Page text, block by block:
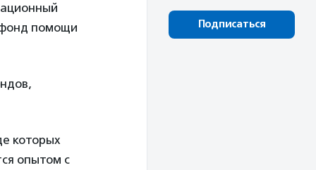
фонд помощи
которых
опытом с
Подписаться